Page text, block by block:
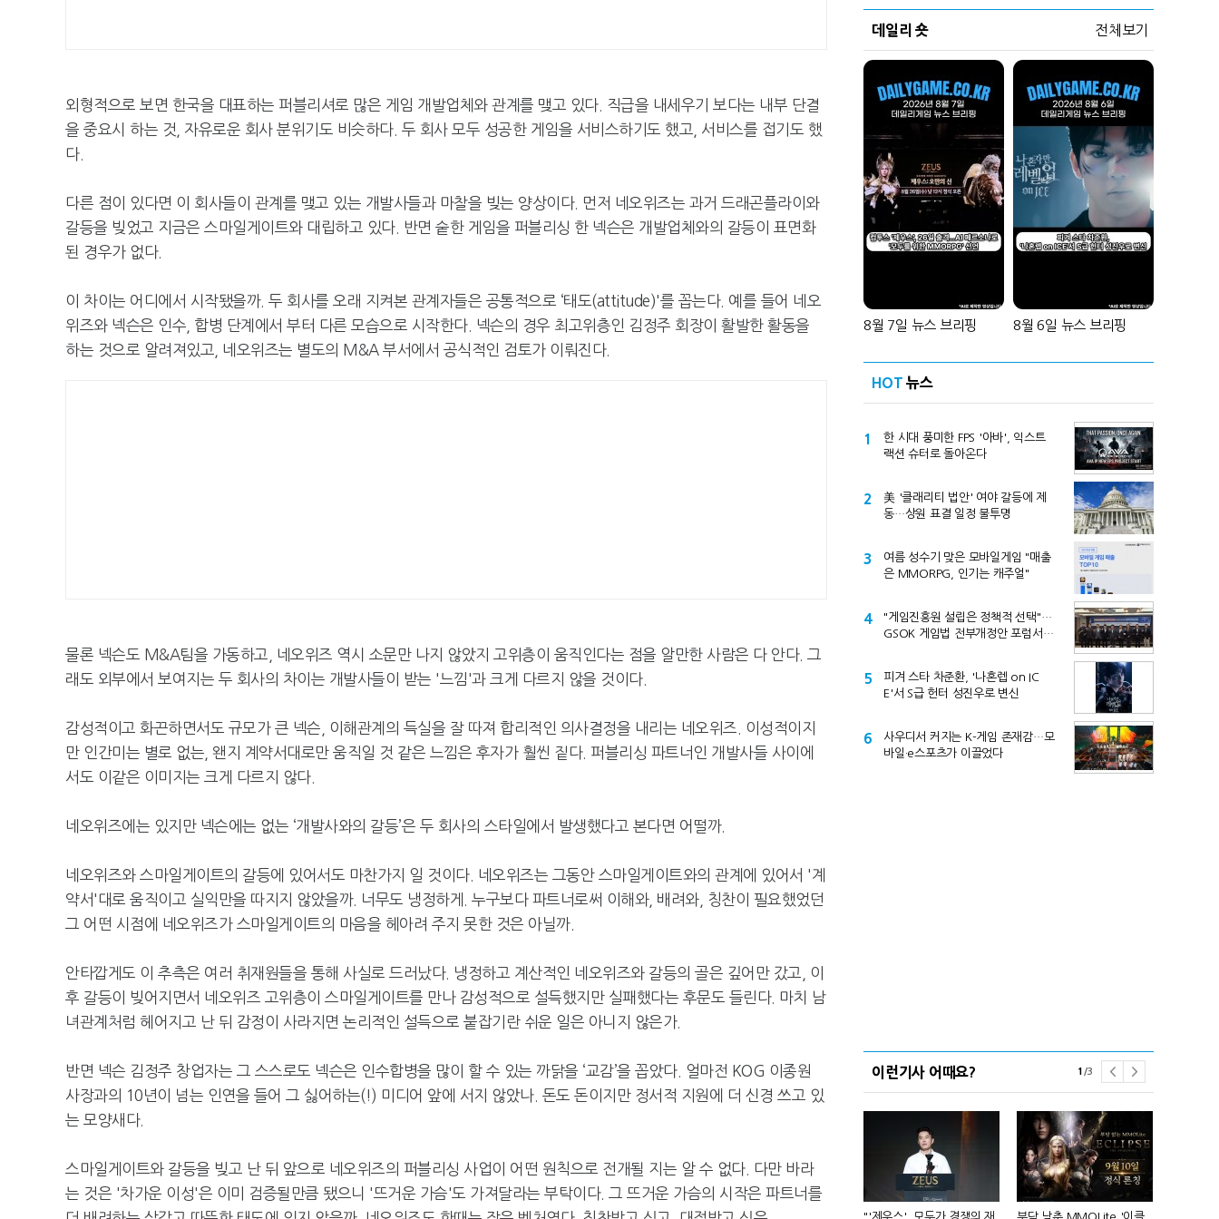
외형적으로 보면 한국을 대표하는 퍼블리셔로 많은 게임 개발업체와 관계를 맺고 있다. 직급을 내세우기 보다는 내부 단결
을 중요시 하는 것, 자유로운 회사 분위기도 비슷하다. 두 회사 모두 성공한 게임을 서비스하기도 했고, 서비스를 접기도 했
다.
다른 점이 있다면 이 회사들이 관계를 맺고 있는 개발사들과 마찰을 빚는 양상이다. 먼저 네오위즈는 과거 드래곤플라이와
갈등을 빚었고 지금은 스마일게이트와 대립하고 있다. 반면 숱한 게임을 퍼블리싱 한 넥슨은 개발업체와의 갈등이 표면화
된 경우가 없다.
이 차이는 어디에서 시작됐을까. 두 회사를 오래 지켜본 관계자들은 공통적으로 ‘태도(attitude)'를 꼽는다. 예를 들어 네오
위즈와 넥슨은 인수, 합병 단계에서 부터 다른 모습으로 시작한다. 넥슨의 경우 최고위층인 김정주 회장이 활발한 활동을
하는 것으로 알려져있고, 네오위즈는 별도의 M&A 부서에서 공식적인 검토가 이뤄진다.
물론 넥슨도 M&A팀을 가동하고, 네오위즈 역시 소문만 나지 않았지 고위층이 움직인다는 점을 알만한 사람은 다 안다. 그
래도 외부에서 보여지는 두 회사의 차이는 개발사들이 받는 '느낌'과 크게 다르지 않을 것이다.
감성적이고 화끈하면서도 규모가 큰 넥슨, 이해관계의 득실을 잘 따져 합리적인 의사결정을 내리는 네오위즈. 이성적이지
만 인간미는 별로 없는, 왠지 계약서대로만 움직일 것 같은 느낌은 후자가 훨씬 짙다. 퍼블리싱 파트너인 개발사들 사이에
서도 이같은 이미지는 크게 다르지 않다.
네오위즈에는 있지만 넥슨에는 없는 ‘개발사와의 갈등’은 두 회사의 스타일에서 발생했다고 본다면 어떨까.
네오위즈와 스마일게이트의 갈등에 있어서도 마찬가지 일 것이다. 네오위즈는 그동안 스마일게이트와의 관계에 있어서 '계
약서'대로 움직이고 실익만을 따지지 않았을까. 너무도 냉정하게. 누구보다 파트너로써 이해와, 배려와, 칭찬이 필요했었던
그 어떤 시점에 네오위즈가 스마일게이트의 마음을 헤아려 주지 못한 것은 아닐까.
안타깝게도 이 추측은 여러 취재원들을 통해 사실로 드러났다. 냉정하고 계산적인 네오위즈와 갈등의 골은 깊어만 갔고, 이
후 갈등이 빚어지면서 네오위즈 고위층이 스마일게이트를 만나 감성적으로 설득했지만 실패했다는 후문도 들린다. 마치 남
녀관계처럼 헤어지고 난 뒤 감정이 사라지면 논리적인 설득으로 붙잡기란 쉬운 일은 아니지 않은가.
반면 넥슨 김정주 창업자는 그 스스로도 넥슨은 인수합병을 많이 할 수 있는 까닭을 ‘교감’을 꼽았다. 얼마전 KOG 이종원
사장과의 10년이 넘는 인연을 들어 그 싫어하는(!) 미디어 앞에 서지 않았나. 돈도 돈이지만 정서적 지원에 더 신경 쓰고 있
는 모양새다.
스마일게이트와 갈등을 빚고 난 뒤 앞으로 네오위즈의 퍼블리싱 사업이 어떤 원칙으로 전개될 지는 알 수 없다. 다만 바라
는 것은 '차가운 이성'은 이미 검증될만큼 됐으니 '뜨거운 가슴'도 가져달라는 부탁이다. 그 뜨거운 가슴의 시작은 파트너를
데일리 숏 전체보기
8월 7일 뉴스 브리핑 8월 6일 뉴스 브리핑
HOT 뉴스
1
한 시대 풍미한 FPS '아바', 익스트
랙션 슈터로 돌아온다
2
美 '클래리티 법안' 여야 갈등에 제
동…상원 표결 일정 불투명
3
여름 성수기 맞은 모바일게임 "매출
은 MMORPG, 인기는 캐주얼"
4
"게임진흥원 설립은 정책적 선택"…
GSOK 게임법 전부개정안 포럼서
5
피겨 스타 차준환, '나혼렙 on IC
E'서 S급 헌터 성진우로 변신
6
사우디서 커지는 K-게임 존재감…모
바일·e스포츠가 이끌었다
이런기사 어때요? 1 /3